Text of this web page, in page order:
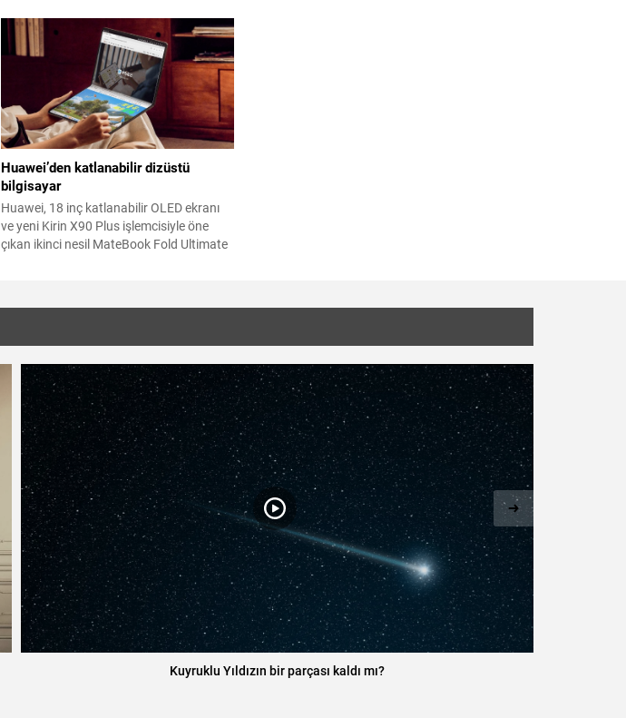
Huawei’den katlanabilir dizüstü
bilgisayar
Huawei, 18 inç katlanabilir OLED ekranı
ve yeni Kirin X90 Plus işlemcisiyle öne
çıkan ikinci nesil MateBook Fold Ultimate
Türkiye’nin en büyüleyici 6 yılbaşı rotası